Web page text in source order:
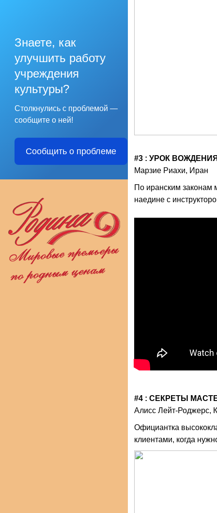
Знаете, как
улучшить работу
учреждения
культуры?
Столкнулись с проблемой —
сообщите о ней!
Сообщить о проблеме
#3 : УРОК
Марзие Риахи, Иран
По иранским законам
наедине с
#4 : СЕКРЕТЫ
Алисс Лейт-Роджерс,
Официантка
клиентами, когда